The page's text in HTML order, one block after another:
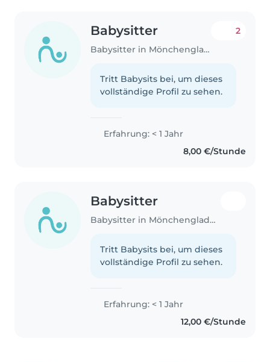
Babysitter
Babysitter in Mönchengladbach
2
Tritt Babysits bei, um dieses
vollständige Profil zu sehen.
Erfahrung: < 1 Jahr
8,00 €/Stunde
Babysitter
Babysitter in Mönchengladbach
Tritt Babysits bei, um dieses
vollständige Profil zu sehen.
Erfahrung: < 1 Jahr
12,00 €/Stunde